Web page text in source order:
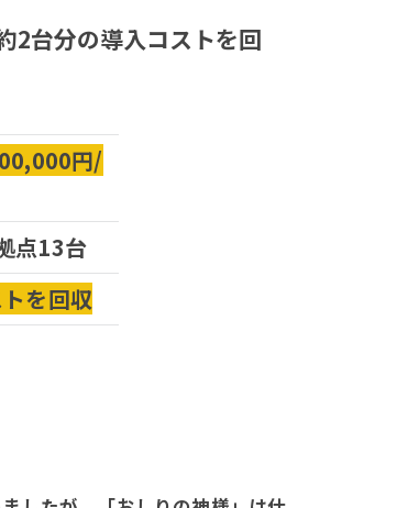
2台分の導入コストを回
円/
点13台
を回収